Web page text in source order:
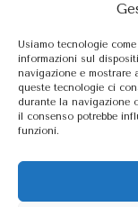
Usiamo tecnologie
informazioni sul
navigazione e mostrare
queste tecnologie ci
durante la navigazione
il consenso potrebbe
funzioni.